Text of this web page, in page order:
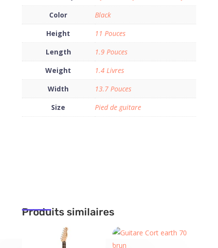
Color
Black
Height
11 Pouces
Length
1.9 Pouces
Weight
1.4 Livres
Width
13.7 Pouces
Size
Pied de guitare
Produits similaires